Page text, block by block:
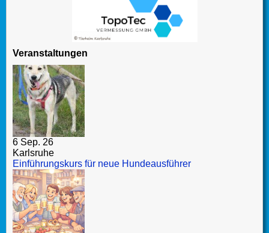
Veranstaltungen
6 Sep. 26
Karlsruhe
Einführungskurs für neue Hundeausführer